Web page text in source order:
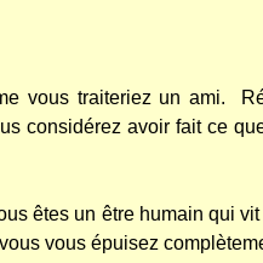
vous traiteriez un ami.
considérez avoir fait ce
êtes un être humain qui
vous épuisez